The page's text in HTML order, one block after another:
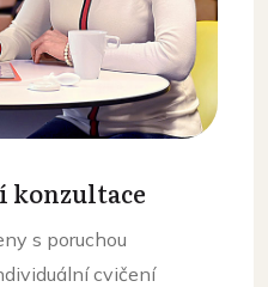
s poruchou
cvičení